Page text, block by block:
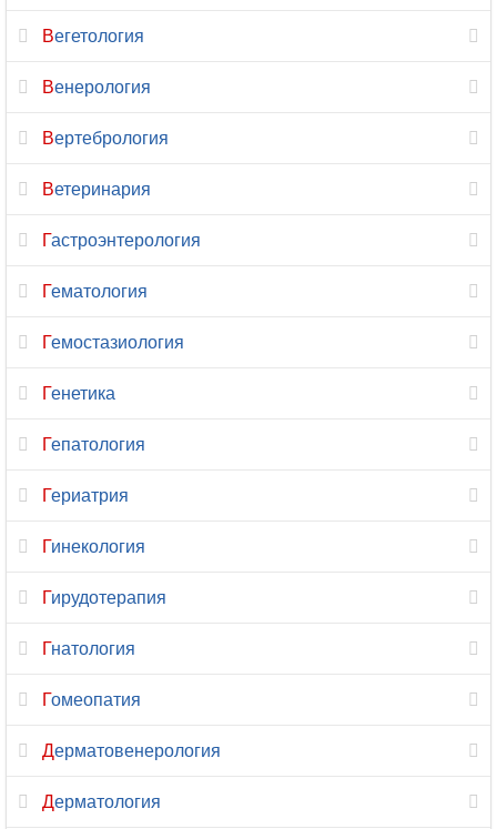
Кардиология
Кинезиология
Колопроктология
Косметология
хирургия
Лечебная
резонансная
томография
Малоинвазивная
Вегетология
Венерология
Вертебрология
Ветеринария
Гастроэнтерология
Гематология
Гемостазиология
Генетика
Гепатология
Гериатрия
Гинекология
Гирудотерапия
Гнатология
Гомеопатия
Дерматовенерология
Дерматология